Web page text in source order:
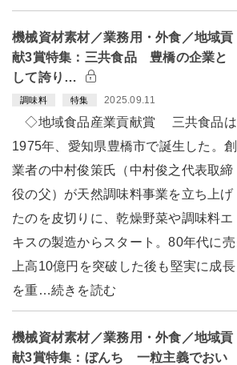
機械資材素材／業務用・外食／地域貢
献3賞特集：三共食品 豊橋の企業と
して誇り…
調味料 特集 2025.09.11
◇地域食品産業貢献賞 三共食品は
1975年、愛知県豊橋市で誕生した。創
業者の中村俊策氏（中村俊之代表取締
役の父）が天然調味料事業を立ち上げ
たのを皮切りに、乾燥野菜や調味料エ
キスの製造からスタート。80年代に売
上高10億円を突破した後も堅実に成長
を重…続きを読む
機械資材素材／業務用・外食／地域貢
献3賞特集：ぼんち 一粒主義でおい